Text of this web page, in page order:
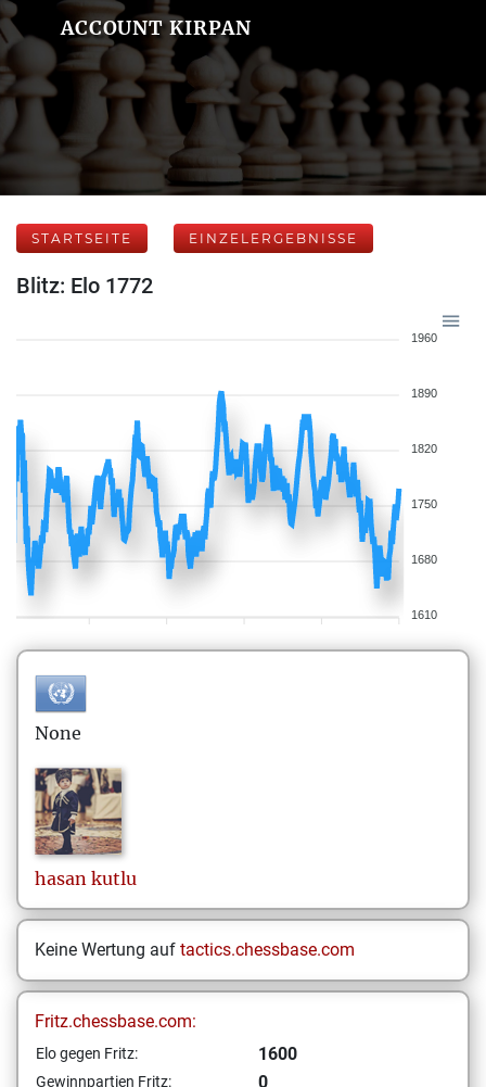
ACCOUNT KIRPAN
STARTSEITE EINZELERGEBNISSE
Blitz: Elo 1772
1960
1890
1820
1750
1680
1610
None
hasan kutlu
Keine Wertung auf tactics.chessbase.com
Fritz.chessbase.com:
Elo gegen Fritz: 1600
Gewinnpartien Fritz: 0